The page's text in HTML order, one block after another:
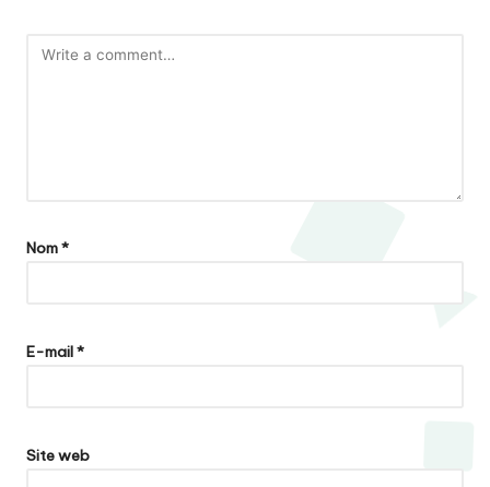
Nom*
E-mail*
Site web